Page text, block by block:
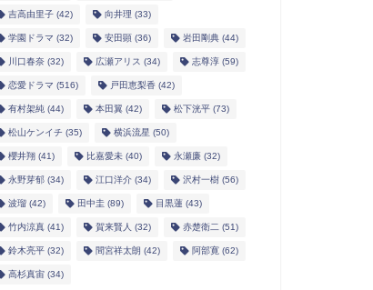
吉高由里子(42) 向井理 (33)
学園ドラマ (32) 安田顕(36) 岩田剛典(44)
川口春奈(32) 広瀬アリス (34) 志尊淳(59)
恋愛ドラマ (516) 戸田恵梨香(42)
有村架純 (44) 本田翼 (42) 松下洸平(73)
松山ケンイチ(35) 横浜流星 (50)
櫻井翔(41) 比嘉愛未(40) 永瀬廉(32)
永野芽郁(34) 江口洋介(34) 沢村一樹(56)
波瑠(42) 田中圭(89) 目黒蓮(43)
竹内涼真 (41) 賀来賢人 (32) 赤楚衛二 (51)
鈴木亮平(32) 間宮祥太朗 (42) 阿部寛(62)
高杉真宙(34)